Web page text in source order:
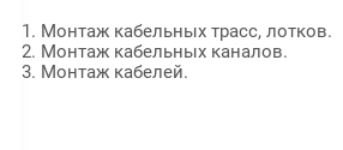
1. Монтаж кабельных трасс, лотков.
2. Монтаж кабельных каналов.
3. Монтаж кабелей.